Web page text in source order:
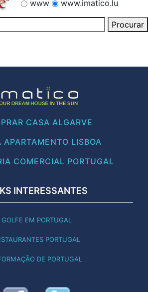
www
www.imatico.lu
CASA ALGARVE
APARTAMENTO LISBOA
COMERCIAL PORTUGAL
INTERESSANTES
GOLFE EM PORTUGAL
PORTUGAL
DE PORTUGAL